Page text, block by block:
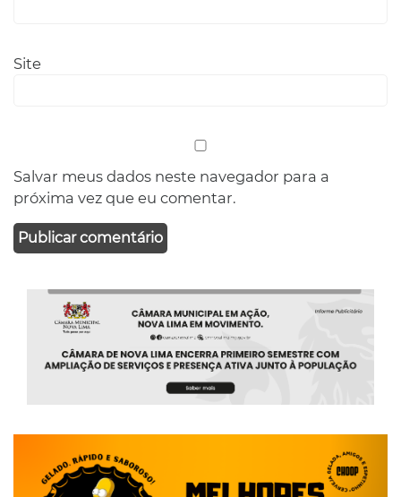
Site
Salvar meus dados neste navegador para a
próxima vez que eu comentar.